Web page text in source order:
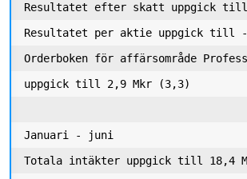
Resultatet efter skatt uppgick till
Resultatet per aktie uppgick till
Orderboken för affärsområde
uppgick till 2,9 Mkr (3,3)
Januari - juni
Totala intäkter uppgick till 18,4